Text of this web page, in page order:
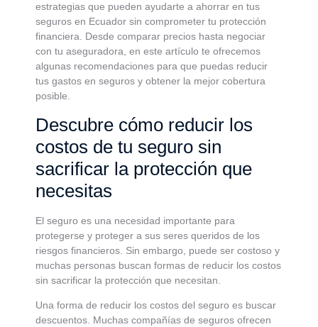
estrategias que pueden ayudarte a ahorrar en tus
seguros en Ecuador sin comprometer tu protección
financiera. Desde comparar precios hasta negociar
con tu aseguradora, en este artículo te ofrecemos
algunas recomendaciones para que puedas reducir
tus gastos en seguros y obtener la mejor cobertura
posible.
Descubre cómo reducir los
costos de tu seguro sin
sacrificar la protección que
necesitas
El seguro es una necesidad importante para
protegerse y proteger a sus seres queridos de los
riesgos financieros. Sin embargo, puede ser costoso y
muchas personas buscan formas de reducir los costos
sin sacrificar la protección que necesitan.
Una forma de reducir los costos del seguro es buscar
descuentos. Muchas compañías de seguros ofrecen